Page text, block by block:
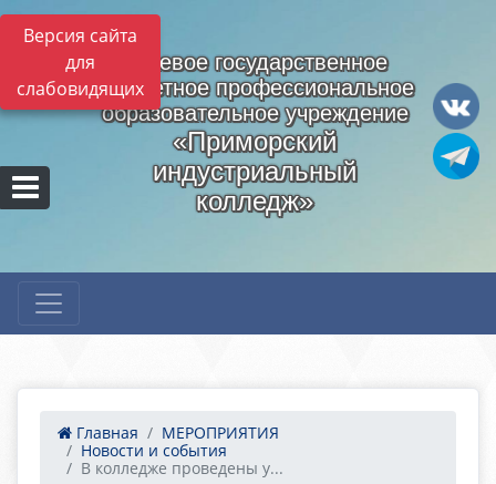
Версия сайта
для
слабовидящих
Краевое государственное
бюджетное профессиональное
образовательное учреждение
«Приморский
индустриальный
колледж»
Главная
МЕРОПРИЯТИЯ
Новости и события
В колледже проведены у...